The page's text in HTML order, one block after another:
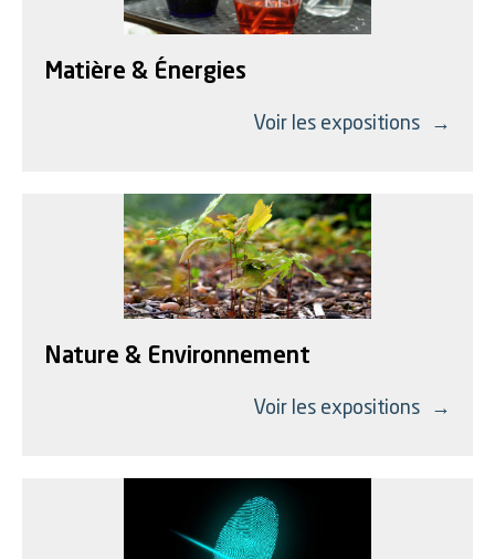
Matière & Énergies
Voir les expositions
Nature & Environnement
Voir les expositions